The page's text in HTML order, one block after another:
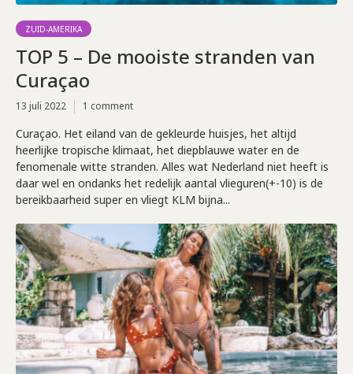
ZUID-AMERIKA
TOP 5 – De mooiste stranden van
Curaçao
13 juli 2022 1 comment
Curaçao. Het eiland van de gekleurde huisjes, het altijd
heerlijke tropische klimaat, het diepblauwe water en de
fenomenale witte stranden. Alles wat Nederland niet heeft is
daar wel en ondanks het redelijk aantal vlieguren(+-10) is de
bereikbaarheid super en vliegt KLM bijna...